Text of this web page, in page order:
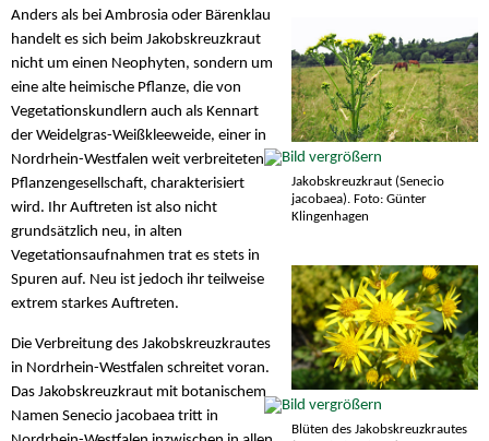
Jakobskreuzkraut (Senecio
jacobaea). Foto: Günter
Klingenhagen
Blüten des Jakobskreuzkrautes
Anders als bei Ambrosia oder Bärenklau
handelt es sich beim Jakobskreuzkraut
nicht um einen Neophyten, sondern um
eine alte heimische Pflanze, die von
Vegetationskundlern auch als Kennart
der Weidelgras-Weißkleeweide, einer in
Nordrhein-Westfalen weit verbreiteten
Pflanzengesellschaft, charakterisiert
wird. Ihr Auftreten ist also nicht
grundsätzlich neu, in alten
Vegetationsaufnahmen trat es stets in
Spuren auf. Neu ist jedoch ihr teilweise
extrem starkes Auftreten.
Die Verbreitung des Jakobskreuzkrautes
in Nordrhein-Westfalen schreitet voran.
Das Jakobskreuzkraut mit botanischem
Namen Senecio jacobaea tritt in